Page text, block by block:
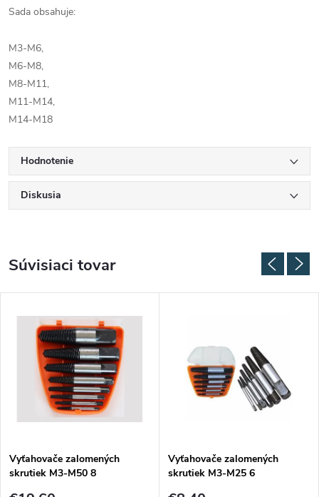
Sada obsahuje:
M3-M6,
M6-M8,
M8-M11,
M11-M14,
M14-M18
Hodnotenie
Diskusia
Súvisiaci tovar
Vyťahovače zalomených
skrutiek M3-M50 8
Vyťahovače zalomených
skrutiek M3-M25 6